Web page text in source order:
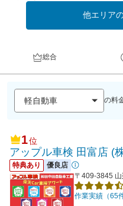
他エリア
総合
の料
1位
アップル車検 田富店 (
特典あり
優良店
〒409-3845
作業実績（65件